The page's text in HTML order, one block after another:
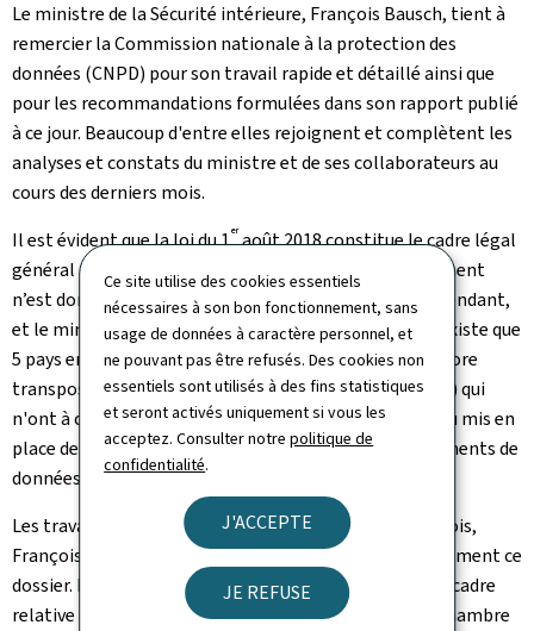
Ce site utilise des cookies essentiels
nécessaires à son bon fonctionnement, sans
usage de données à caractère personnel, et
ne pouvant pas être refusés. Des cookies non
essentiels sont utilisés à des fins statistiques
et seront activés uniquement si vous les
acceptez. Consulter notrepolitique de
confidentialité.
J'ACCEPTE
JE REFUSE
Le ministre de la Sécurité intérieure, François Bausch, tient à
remercier la Commission nationale à la protection des
données (CNPD) pour son travail rapide et détaillé ainsi que
pour les recommandations formulées dans son rapport publié
à ce jour. Beaucoup d'entre elles rejoignent et complètent les
analyses et constats du ministre et de ses collaborateurs au
cours des derniers mois.
Il est évident que la loi du 1eraoût 2018 constitue le cadre légal
général pour les fichiers de police. La licéité du traitement
n’est donc pas remise en cause. La CNPD constate cependant,
et le ministre partage entièrement cette vue, qu'il n’existe que
5 pays en Europe (ainsi que deux pays qui n'ont pas encore
transposé la législation sur la protection des données) qui
n'ont à ce jour pas créé un cadre législatif spécifique ou mis en
place des mesures d'exécution dédiées pour les traitements de
données à caractère personnel effectués par la police.
Les travaux préparatifs ayant déjà débuté il y a deux mois,
François Bausch et ses services veulent finaliser rapidement ce
dossier. Parallèlement au nouveau projet pour une loi-cadre
relative à la vidéosurveillance, qui sera présenté à la Chambre